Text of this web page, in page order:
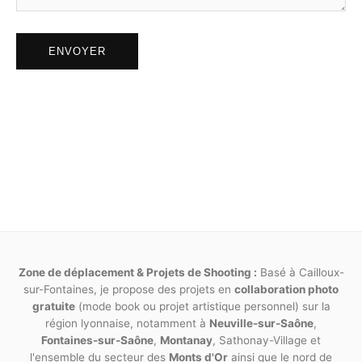
Article 11
photographe, l’autre au modèle. Chaque page doit
être paraphée par les deux parties. La mention « lu et
approuvé » doit y être inscrite en toutes lettres de
manière manuscrite.
ENVOYER
Zone de déplacement & Projets de Shooting : Basé à Cailloux-
sur-Fontaines, je propose des projets en collaboration photo
gratuite(mode book ou projet artistique personnel) sur la
région lyonnaise, notamment à Neuville-sur-Saône,
Fontaines-sur-Saône, Montanay, Sathonay-Village et
l'ensemble du secteur des Monts d'Or ainsi que le nord de